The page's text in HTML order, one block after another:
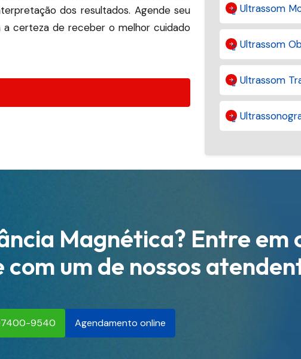
dos resultados. Agende seu
a certeza de receber o melhor cuidado
Ultrassom
Ultrassom
Ultrassom
Magnética? Entre em
com um de nossos
9540 Agendamento online